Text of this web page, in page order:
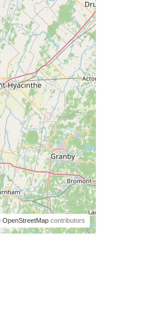
OpenStreetMapcontributors